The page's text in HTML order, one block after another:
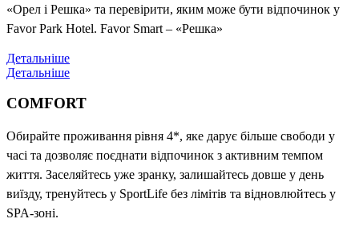
«Орел і Решка» та перевірити, яким може бути відпочинок у
Favor Park Hotel. Favor Smart – «Решка»
Детальніше
Детальніше
COMFORT
Обирайте проживання рівня 4*, яке дарує більше свободи у
часі та дозволяє поєднати відпочинок з активним темпом
життя. Заселяйтесь уже зранку, залишайтесь довше у день
виїзду, тренуйтесь у SportLife без лімітів та відновлюйтесь у
SPA-зоні.